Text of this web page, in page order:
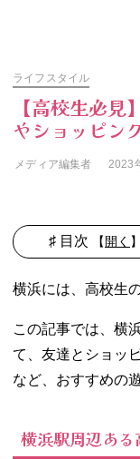
ライフスタイル
【高校生必
やショッピン
メディア編集者 2023
♯ 目次 【開く 】
る高校生の遊び
− 横浜タカ
シマヤ
− アソビル
− 横浜ベイ
横浜には、高校生
この記事では、横
て、友達とショッ
など、おすすめの
横浜駅周辺あ